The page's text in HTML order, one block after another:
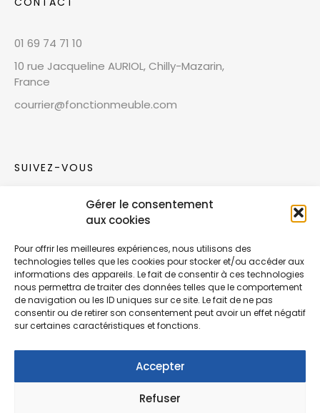
Gérer le consentement
aux cookies
Pour offrir les meilleures expériences, nous utilisons des
technologies telles que les cookies pour stocker et/ou accéder aux
informations des appareils. Le fait de consentir à ces technologies
nous permettra de traiter des données telles que le comportement
de navigation ou les ID uniques sur ce site. Le fait de ne pas
consentir ou de retirer son consentement peut avoir un effet négatif
sur certaines caractéristiques et fonctions.
Accepter
Refuser
01 69 74 71 10
10 rue Jacqueline AURIOL, Chilly-Mazarin,
France
courrier@fonctionmeuble.com
SUIVEZ-VOUS
Rejoignez notre communauté sur les réseaux
Nouvelles collections, vie de l’équipe ou
inspirations : soyez informés de nos dernières
actualités.
© Copyright Fonction Meuble